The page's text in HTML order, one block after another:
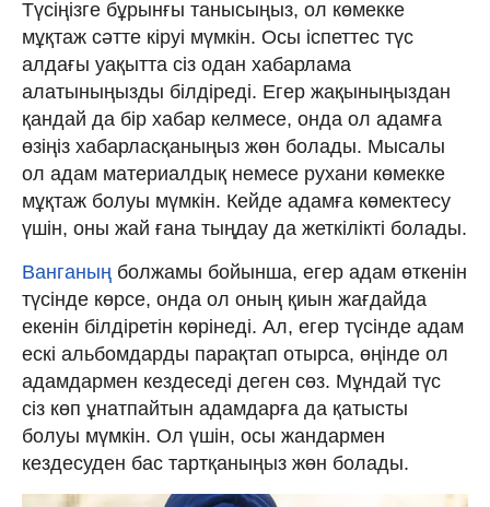
Түсіңізге бұрынғы танысыңыз, ол көмекке
мұқтаж сәтте кіруі мүмкін. Осы іспеттес түс
алдағы уақытта сіз одан хабарлама
алатыныңызды білдіреді. Егер жақыныңыздан
қандай да бір хабар келмесе, онда ол адамға
өзіңіз хабарласқаныңыз жөн болады. Мысалы
ол адам материалдық немесе рухани көмекке
мұқтаж болуы мүмкін. Кейде адамға көмектесу
үшін, оны жай ғана тыңдау да жеткілікті болады.
Ванганың болжамы бойынша, егер адам өткенін
түсінде көрсе, онда ол оның қиын жағдайда
екенін білдіретін көрінеді. Ал, егер түсінде адам
ескі альбомдарды парақтап отырса, өңінде ол
адамдармен кездеседі деген сөз. Мұндай түс
сіз көп ұнатпайтын адамдарға да қатысты
болуы мүмкін. Ол үшін, осы жандармен
кездесуден бас тартқаныңыз жөн болады.